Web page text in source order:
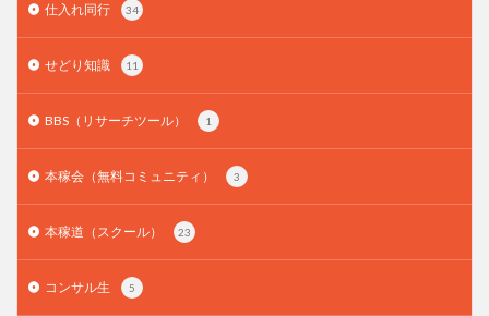
仕入れ同行 34
せどり知識 11
BBS（リサーチツール） 1
本稼会（無料コミュニティ） 3
本稼道（スクール） 23
コンサル生 5